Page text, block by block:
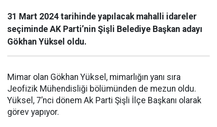
31 Mart 2024 tarihinde yapılacak mahalli idareler
seçiminde AK Parti’nin Şişli Belediye Başkan adayı
Gökhan Yüksel oldu.
Mimar olan Gökhan Yüksel, mimarlığın yanı sıra
Jeofizik Mühendisliği bölümünden de mezun oldu.
Yüksel, 7’nci dönem Ak Parti Şişli İlçe Başkanı olarak
görev yapıyor.